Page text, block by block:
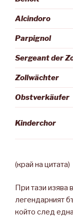
Alcindoro
Parpignol
Sergeant der
Zollwächter
Obstverkäufer
Kinderchor
(край на цитата)
При тази изява
легендарният
който след